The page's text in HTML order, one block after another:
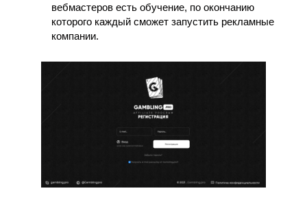
вебмастеров есть обучение, по окончанию
которого каждый сможет запустить рекламные
компании.